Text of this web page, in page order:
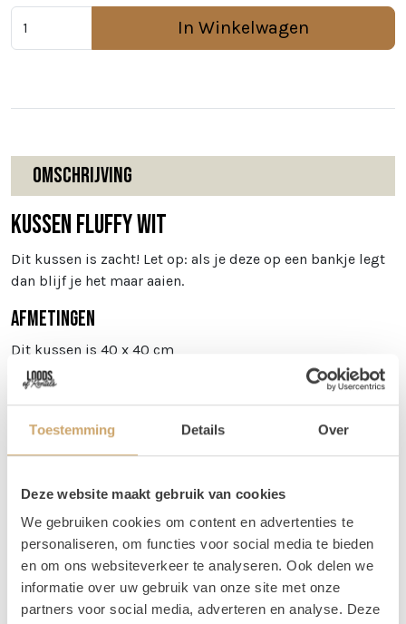
Toestemming Details Over
Deze website maakt gebruik van cookies
We gebruiken cookies om content en advertenties te
personaliseren, om functies voor social media te bieden
en om ons websiteverkeer te analyseren. Ook delen we
informatie over uw gebruik van onze site met onze
partners voor social media, adverteren en analyse. Deze
In Winkelwagen
Omschrijving
Kussen fluffy wit
Dit kussen is zacht! Let op: als je deze op een bankje legt
dan blijf je het maar aaien.
Afmetingen
Dit kussen is 40 x 40 cm
Vragen
altijd een berichtje of e-mail sturen. Je kunt ons bereiken
op 06 20 21 73 66 of mail naarinfo@loodsofrentals.nl. We
Verhuur - Hoe werkt het?
Al onze verhuur items huur je voor 3 dagen, voor de
prijs van 1!Zo krijg je lekker de tijd om op en af te
bouwen. Huur je op een weekend dag (vrijdag,
zaterdag of zondag) dan loopt jouw huurperiode tot